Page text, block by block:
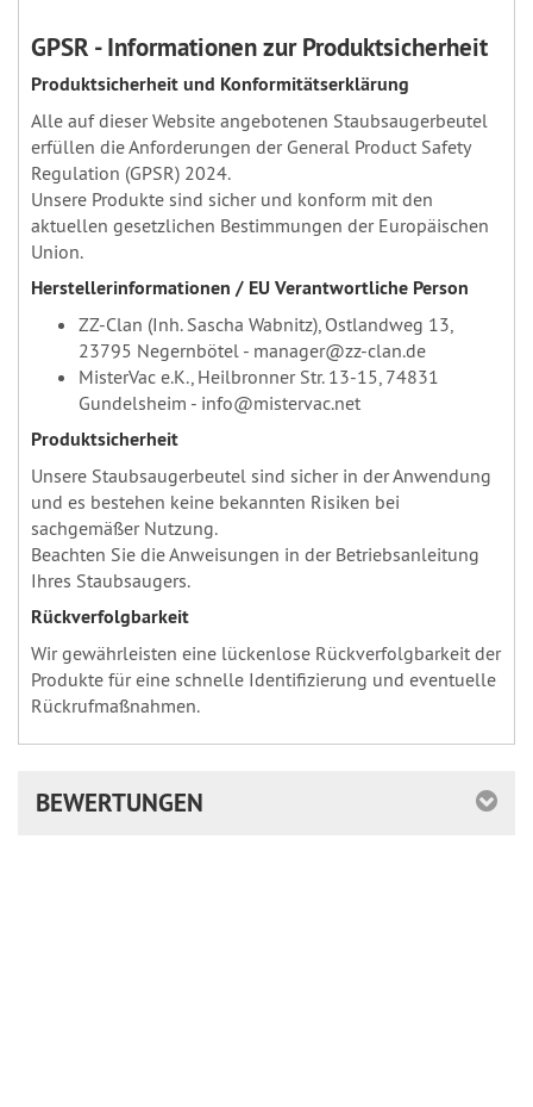
GPSR - Informationen zur Produktsicherheit
Produktsicherheit und Konformitätserklärung
Alle auf dieser Website angebotenen Staubsaugerbeutel
erfüllen die Anforderungen der General Product Safety
Regulation (GPSR) 2024.
Unsere Produkte sind sicher und konform mit den
aktuellen gesetzlichen Bestimmungen der Europäischen
Union.
Herstellerinformationen / EU Verantwortliche Person
ZZ-Clan (Inh. Sascha Wabnitz), Ostlandweg 13,
23795 Negernbötel - manager@zz-clan.de
MisterVac e.K., Heilbronner Str. 13-15, 74831
Gundelsheim - info@mistervac.net
Produktsicherheit
Unsere Staubsaugerbeutel sind sicher in der Anwendung
und es bestehen keine bekannten Risiken bei
sachgemäßer Nutzung.
Beachten Sie die Anweisungen in der Betriebsanleitung
Ihres Staubsaugers.
Rückverfolgbarkeit
Wir gewährleisten eine lückenlose Rückverfolgbarkeit der
Produkte für eine schnelle Identifizierung und eventuelle
Rückrufmaßnahmen.
BEWERTUNGEN